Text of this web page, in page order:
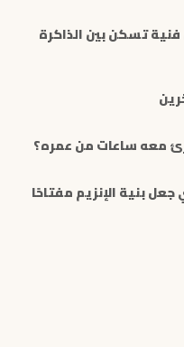
تسكن بين الذاكرة
معه ساعات من عمره؟
بنية الإنزيم مفتاحًا